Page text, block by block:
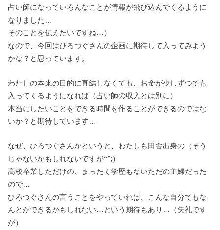
占い師になっていろんなことが情報が飛び込んでくるように
なりました…
そのことを伝えたいですね…）
なので、今回はひろつぐさんの企画に期待して入ってみよう
かな？と思っています。
わたしの本来の目的に直結しなくても、お金が少しずつでも
入ってくるようになれば（占い師の収入とは別に）
本当にしたいことをできる時間を作ることができるのではな
いか？と期待しています…
なぜ、ひろつぐさんかというと、わたしも田舎出身の（そう
じゃないかもしれないですが^^;）
高校卒業しただけの、まったく学歴もないただの主婦だった
ので…
ひろつぐさんの言うことをやっていれば、こんな自分でもな
んとかできるかもしれない…という期待もあり…（失礼です
が）